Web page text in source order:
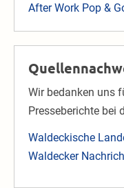
After Work Pop &
Wir bedanken uns
Presseberichte bei
Waldeckische
Waldecker